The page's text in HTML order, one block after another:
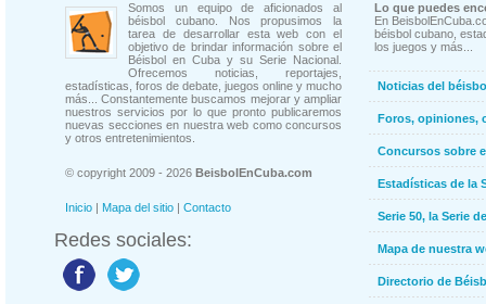
Somos un equipo de aficionados al
béisbol cubano. Nos propusimos la
tarea de desarrollar esta web con el
objetivo de brindar información sobre el
Béisbol en Cuba y su Serie Nacional.
Ofrecemos noticias, reportajes,
estadísticas, foros de debate, juegos online y mucho
más... Constantemente buscamos mejorar y ampliar
nuestros servicios por lo que pronto publicaremos
nuevas secciones en nuestra web como concursos
y otros entretenimientos.
© copyright 2009 - 2026 BeisbolEnCuba.com
Inicio | Mapa del sitio | Contacto
Redes sociales:
Lo que puedes
En
béisbol cubano,
los juegos y más...
Noticias del
Foros, opiniones,
Concursos sobre
Estadísticas de la
Serie 50, la Serie
Mapa de nuestra
Directorio de